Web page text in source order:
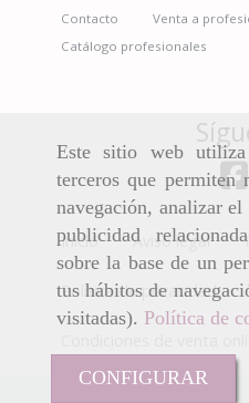
Este sitio web
terceros que permiten
navegación, analizar
publicidad
sobre la base de un
tus hábitos de
visitadas). Política de
CONFIGURAR
Contacto
Venta a
Catálogo profesionales
Inicio Aviso legal
Política de privacidad